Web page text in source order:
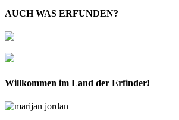
AUCH WAS ERFUNDEN?
Willkommen im Land der Erfinder!